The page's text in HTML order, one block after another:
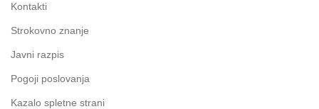
Kontakti
Strokovno znanje
Javni razpis
Pogoji poslovanja
Kazalo spletne strani